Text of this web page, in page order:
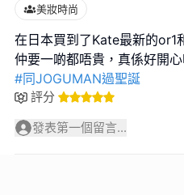
美妝時尚
在日本買到了Kate最新的or1
#同JOGUMAN過聖誕
評分
發表第一個留言...